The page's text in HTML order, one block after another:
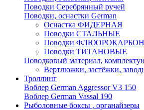
Поводки Серебрянный ручей
Поводки, оснастки German
Оснастка ФИДЕРНАЯ
Поводки СТАЛЬНЫЕ
Поводки ФЛЮОРОКАРБОН
Поводки ТИТАНОВЫЕ
Поводковый материал,
Вертлюжки, застёжки,
Троллинг
Воблер German Aggressor V3 150
Воблер German Vassal 190
Рыболовные боксы , органайзеры